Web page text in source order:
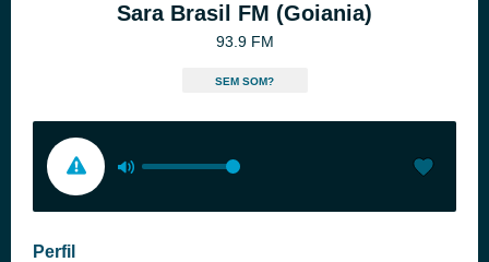
Sara Brasil FM (Goiania)
93.9 FM
SEM SOM?
Perfil